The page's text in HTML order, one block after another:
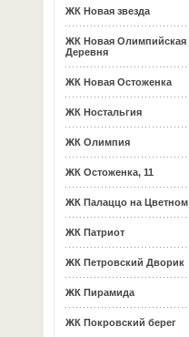
ЖК Новая звезда
ЖК Новая Олимпийская
Деревня
ЖК Новая Остоженка
ЖК Ностальгия
ЖК Олимпия
ЖК Остоженка, 11
ЖК Палаццо на Цветном
ЖК Патриот
ЖК Петровский Дворик
ЖК Пирамида
ЖК Покровский берег